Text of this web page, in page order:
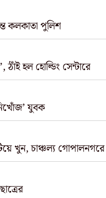
কলকাতা পুলিশ
ঠাঁই হল হোল্ডিং সেন্টারে
যুবক
খুন, চাঞ্চল্য গোপালনগরে